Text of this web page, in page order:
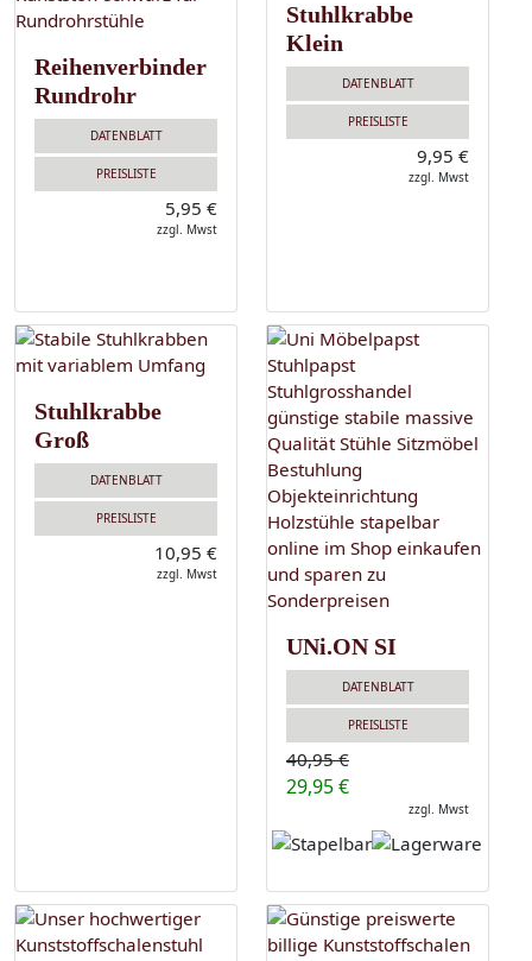
Reihenverbinder
Rundrohr
DATENBLATT
PREISLISTE
5,95 €
zzgl. Mwst
Stuhlkrabbe
Klein
DATENBLATT
PREISLISTE
9,95 €
zzgl. Mwst
Stuhlkrabbe
Groß
DATENBLATT
PREISLISTE
10,95 €
zzgl. Mwst
UNi.ON SI
DATENBLATT
PREISLISTE
40,95 €
29,95 €
zzgl. Mwst